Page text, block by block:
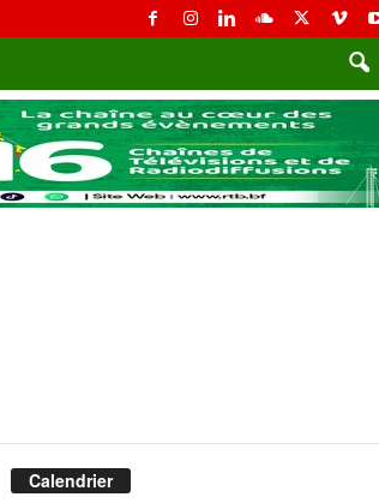
Calendrier